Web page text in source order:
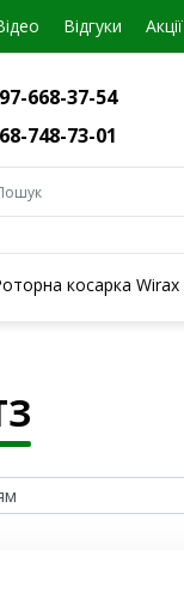
Відгуки Акції
668-37-54
748-73-01
косарка Wirax